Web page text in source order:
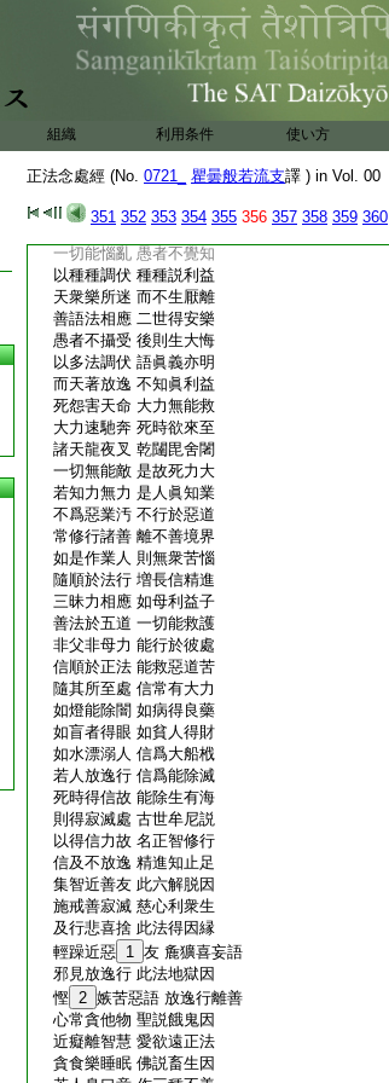
組織 利用条件 使い方
正法念處經 (No. 0721_ 瞿曇般若流支譯 ) in Vol. 00
351 352 353 354 355 356 357 358 359 360
現在若未來 色境無厭足
憶念火所燒 數數求境界
雖得生天上 生已還歸滅
爲業網所縛 復墮於地獄
出受鬼畜生 受無量苦惱
衆生行五道 以業因縁故
衆生種種業 甚多不可量
故得種種果 天中無量樂
業盡故還退 有生則有滅
見於眞諦者 能見天退滅
一切能惱亂 愚者不覺知
以種種調伏 種種説利益
天衆樂所迷 而不生厭離
善語法相應 二世得安樂
愚者不攝受 後則生大悔
以多法調伏 語眞義亦明
而天著放逸 不知眞利益
死怨害天命 大力無能救
大力速馳奔 死時欲來至
諸天龍夜叉 乾闥毘舍闍
一切無能敵 是故死力大
若知力無力 是人眞知業
不爲惡業汚 不行於惡道
常修行諸善 離不善境界
如是作業人 則無衆苦惱
隨順於法行 増長信精進
三昧力相應 如母利益子
善法於五道 一切能救護
非父非母力 能行於彼處
信順於正法 能救惡道苦
隨其所至處 信常有大力
如燈能除闇 如病得良藥
如盲者得眼 如貧人得財
如水漂溺人 信爲大船栰
若人放逸行 信爲能除滅
死時得信故 能除生有海
則得寂滅處 古世牟尼説
以得信力故 名正智修行
信及不放逸 精進知止足
集智近善友 此六解脱因
施戒善寂滅 慈心利衆生
及行悲喜捨 此法得因縁
輕躁近惡 1 友 麁獷喜妄語
邪見放逸行 此法地獄因
慳 2 嫉苦惡語 放逸行離善
心常貪他物 聖説餓鬼因
近癡離智慧 愛欲遠正法
貪食樂睡眠 佛説畜生因